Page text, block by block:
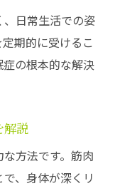
日常生活での姿
期的に受けるこ
の根本的な解決
解説
方法です。筋肉
、身体が深くリ